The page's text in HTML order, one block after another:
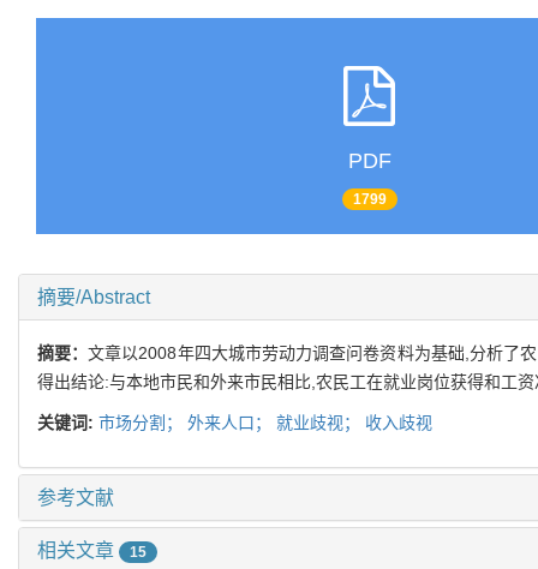
PDF
1799
摘要/Abstract
摘要：文章以2008年四大城市劳动力调查问卷资料为基础,分析了
得出结论:与本地市民和外来市民相比,农民工在就业岗位获得和工
关键词: 市场分割； 外来人口； 就业歧视； 收入歧视
参考文献
相关文章 15